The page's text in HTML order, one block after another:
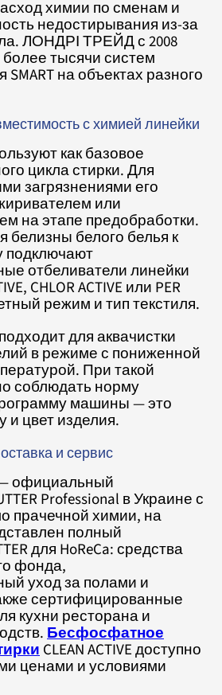
химии по сменам и
недостирывания из-за
ЛОНДРІ ТРЕЙД с 2008
тысячи систем
на объектах разного
с химией линейки
как базовое
цикла стирки. Для
загрязнениями его
или
на этапе предобработки.
белизны белого белья к
подключают
отбеливатели линейки
CHLOR ACTIVE или PER
режим и тип текстиля.
для аквачистки
в режиме с пониженной
При такой
соблюдать норму
машины — это
цвет изделия.
и сервис
официальный
Professional в Украине с
прачечной химии, на
полный
для HoReCa: средства
фонда,
уход за полами и
сертифицированные
кухни ресторана и
Бесфосфатное
CLEAN ACTIVE доступно
ценами и условиями